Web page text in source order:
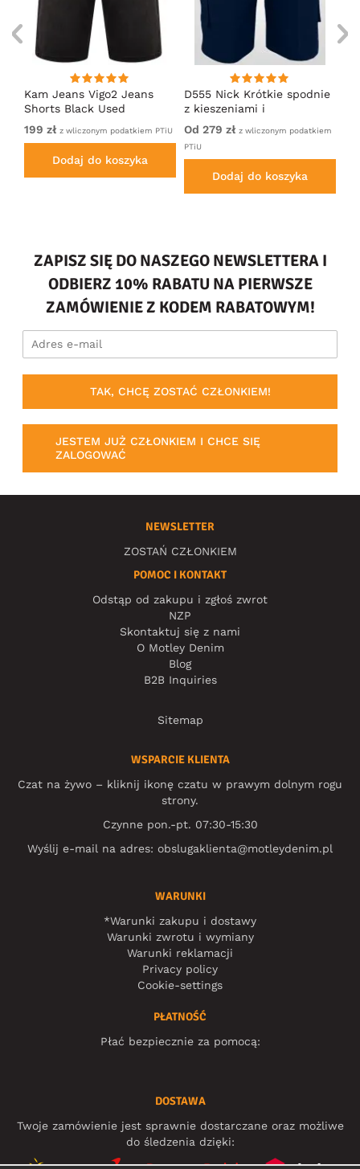
Kam Jeans Vigo2 Jeans
Shorts Black Used
199 zł z wliczonym podatkiem PTiU
Dodaj do koszyka
D555 Nick Krótkie spodnie
z kieszeniami i
elastycznym pasem
Granatowe
Od 279 zł z wliczonym podatkiem
PTiU
Dodaj do koszyka
ZAPISZ SIĘ DO NASZEGO NEWSLETTERA I
ODBIERZ 10% RABATU NA PIERWSZE
ZAMÓWIENIE Z KODEM RABATOWYM!
TAK, CHCĘ ZOSTAĆ CZŁONKIEM!
JESTEM JUŻ CZŁONKIEM I CHCE SIĘ
ZALOGOWAĆ
NEWSLETTER
ZOSTAŃ CZŁONKIEM
POMOC I KONTAKT
Odstąp od zakupu i zgłoś zwrot
NZP
Skontaktuj się z nami
O Motley Denim
Blog
B2B Inquiries
Sitemap
WSPARCIE KLIENTA
Czat na żywo – kliknij ikonę czatu w prawym dolnym rogu
strony.
Czynne pon.-pt. 07:30-15:30
Wyślij e-mail na adres: obslugaklienta@motleydenim.pl
WARUNKI
*Warunki zakupu i dostawy
Warunki zwrotu i wymiany
Warunki reklamacji
Privacy policy
Cookie-settings
PŁATNOŚĆ
Płać bezpiecznie za pomocą:
DOSTAWA
Twoje zamówienie jest sprawnie dostarczane oraz możliwe
do śledzenia dzięki: